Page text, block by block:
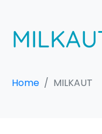
Home MILKAUT